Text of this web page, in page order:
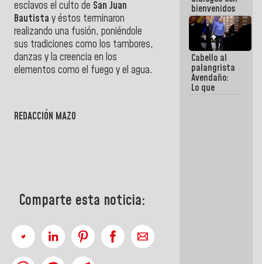
esclavos el culto de San Juan
Bautista y éstos terminaron
realizando una fusión, poniéndole
sus tradiciones como los tambores,
danzas y la creencia en los
elementos como el fuego y el agua.
REDACCIÓN MAZO
Comparte esta noticia:
bienvenidos
siempre que
estén en el
marco de la
Constitución
de la
República
Cabello al
palangrista
Avendaño:
Lo que